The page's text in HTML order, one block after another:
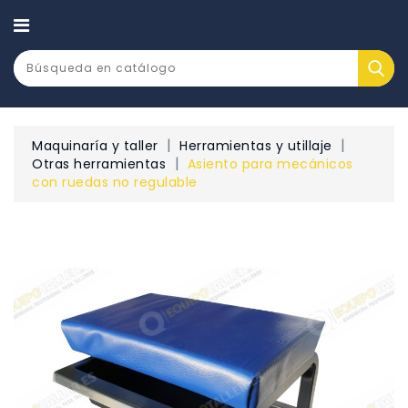
CATEGORÍA
Maquinaría y taller
Herramientas y utillaje
Otras herramientas
Asiento para mecánicos
con ruedas no regulable